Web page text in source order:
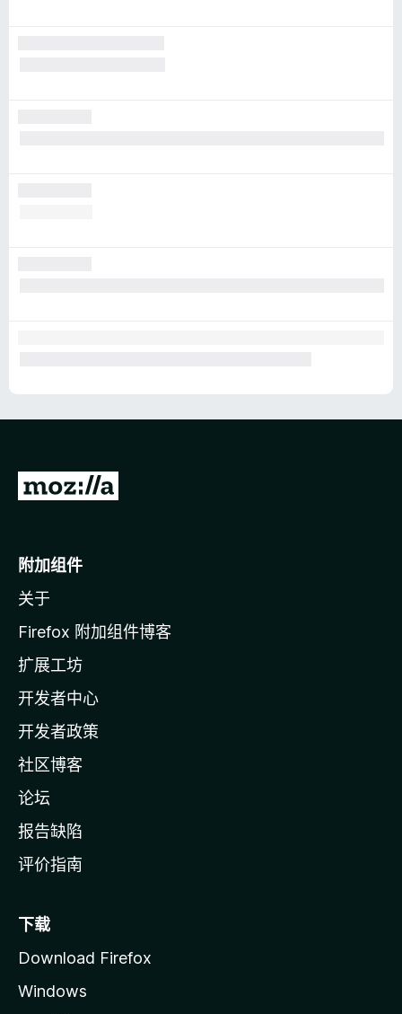
转
o
i
l
a
主
页
附加组件
关于
Firefox 附加组件博客
扩展工坊
开发者中心
开发者政策
社区博客
论坛
报告缺陷
评价指南
下载
Download Firefox
Windows